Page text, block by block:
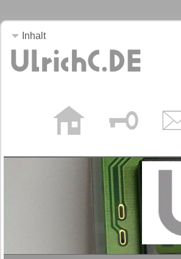
Inhalt